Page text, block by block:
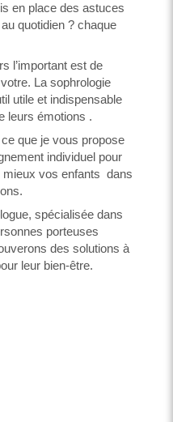
en place des astuces
quotidien ? chaque
l’important est de
La sophrologie
utile et indispensable
leurs émotions .
que je vous propose
individuel pour
mieux vos enfants dans
spécialisée dans
porteuses
des solutions à
leur bien-être.